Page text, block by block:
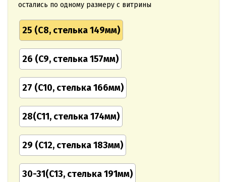
остались по одному размеру с витрины
25 (C8, стелька 149мм)
26 (C9, стелька 157мм)
27 (C10, стелька 166мм)
28(C11, стелька 174мм)
29 (C12, стелька 183мм)
30-31(C13, стелька 191мм)